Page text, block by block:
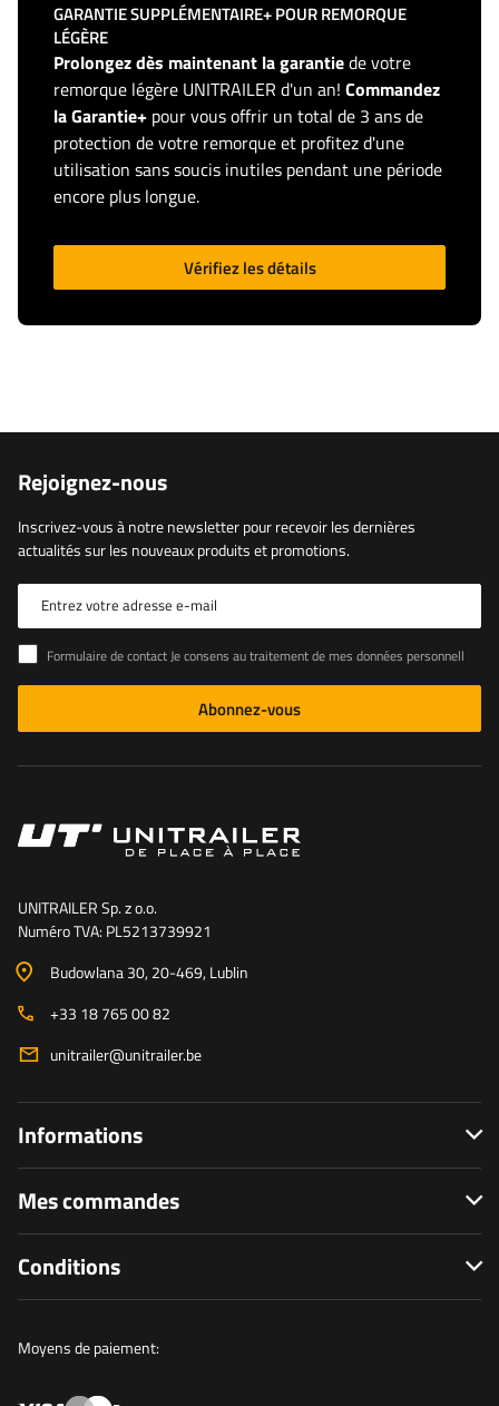
GARANTIE SUPPLÉMENTAIRE+ POUR REMORQUE
LÉGÈRE
Prolongez dès maintenant la garantiede votre
remorque légère UNITRAILER d'un an! Commandez
la Garantie+ pour vous offrir un total de 3 ans de
protection de votre remorque et profitez d'une
utilisation sans soucis inutiles pendant une période
encore plus longue.
Vérifiez les détails
Rejoignez-nous
Inscrivez-vous à notre newsletter pour recevoir les dernières
actualités sur les nouveaux produits et promotions.
Entrez votre adresse e-mail
Formulaire de contact Je consens au traitement de mes données personnelles contenues dans le formulaire de contact conformément au règlement du Parlement européen et du Conseil (UE)
Abonnez-vous
UNITRAILER Sp. z o.o.
Numéro TVA: PL5213739921
Budowlana 30, 20-469, Lublin
+33 18 765 00 82
unitrailer@unitrailer.be
Informations
Mes commandes
Conditions
Moyens de paiement: